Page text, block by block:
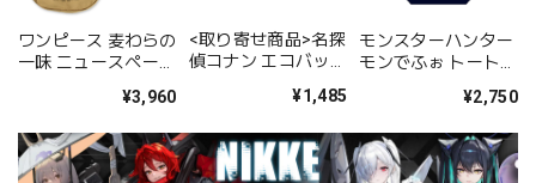
ワンピース 麦わらの
一味 ニュースペーパ
¥3,960
<取り寄せ商品>名探
偵コナン エコバッグ
¥1,485
モンスターハンター
モンでふぉ トートバ
¥2,750